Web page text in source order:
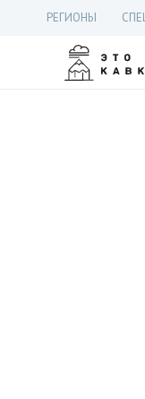
РЕГИОНЫ